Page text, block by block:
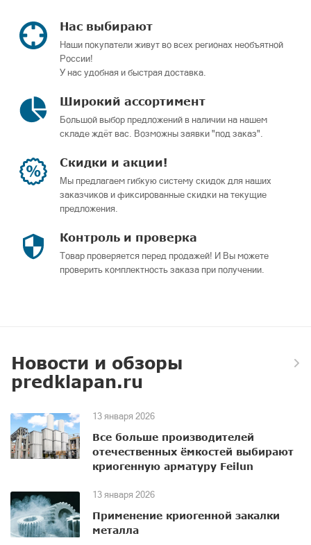
Нас выбирают
Наши покупатели живут во всех регионах необъятной
России!
У нас удобная и быстрая доставка.
Широкий ассортимент
Большой выбор предложений в наличии на нашем
складе ждёт вас. Возможны заявки "под заказ".
Скидки и акции!
Мы предлагаем гибкую систему скидок для наших
заказчиков и фиксированные скидки на текущие
предложения.
Контроль и проверка
Товар проверяется перед продажей! И Вы можете
проверить комплектность заказа при получении.
Новости и обзоры
predklapan.ru
13 января 2026
Все больше производителей
отечественных ёмкостей выбирают
криогенную арматуру Feilun
13 января 2026
Применение криогенной закалки
металла